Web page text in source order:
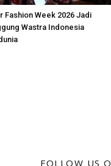
Fashion Week 2026 Jadi
Wastra Indonesia
FOLLOW US